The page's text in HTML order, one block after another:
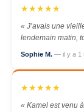
★★★★★
« J’avais une
lendemain matin,
Sophie M. — il y a 1
★★★★★
« Kamel est venu